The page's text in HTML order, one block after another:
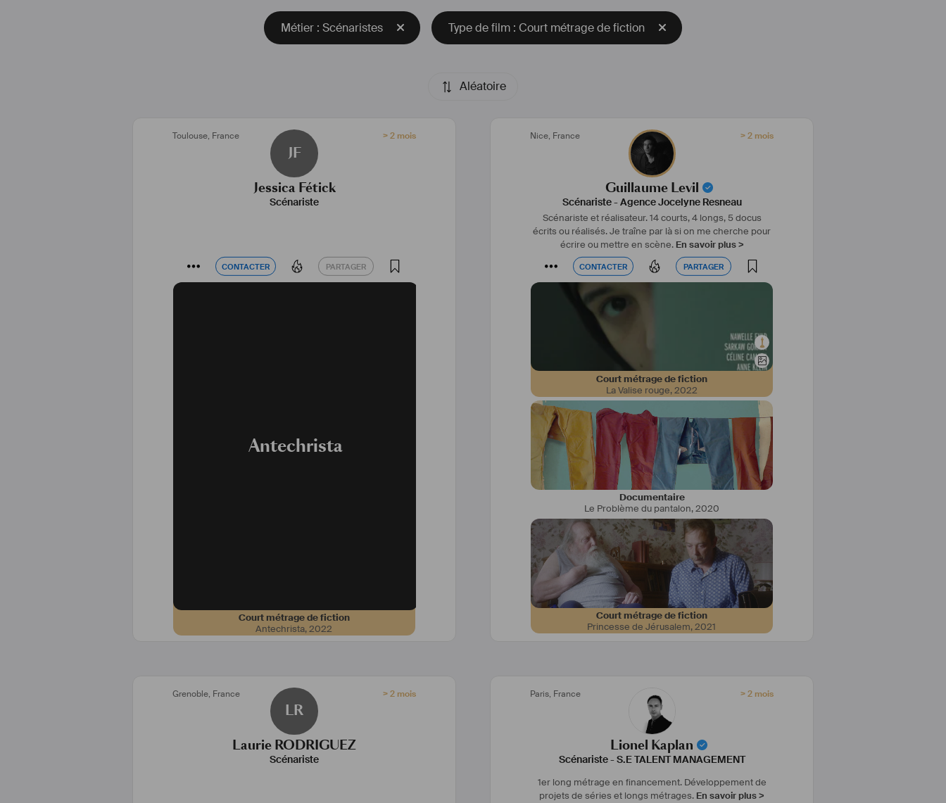
Métier : Scénaristes Type de film : Court métrage de fiction
Aléatoire
Toulouse, France
JF
> 2 mois
Jessica Fétick
Scénariste
CONTACTER PARTAGER
CONTACTER PARTAGER
Antechrista
Court métrage de fiction
Antechrista,2022
Nice, France > 2 mois
Guillaume Levil
Scénariste-Agence Jocelyne Resneau
Scénariste et réalisateur. 14 courts, 4 longs, 5 docus
écrits ou réalisés. Je traîne par là si on me cherche pour
écrire ou mettre en scène. En savoir plus >
CONTACTER PARTAGER
CONTACTER PARTAGER
Court métrage de fiction
La Valise rouge,2022
Documentaire
Le Problème du pantalon,2020
Court métrage de fiction
Princesse de Jérusalem,2021
Grenoble, France
LR
> 2 mois
Laurie RODRIGUEZ
Scénariste
Paris, France > 2 mois
Lionel Kaplan
Scénariste-S.E TALENT MANAGEMENT
1er long métrage en financement. Développement de
projets de séries et longs métrages. En savoir plus >
Lauréat du Prix Beaumarchais S.A.C.D (Long métrage)
Lauréat du Fond Série S.AC
.D / France TV
Lauréat du Prix Altermedia (Long métrage)